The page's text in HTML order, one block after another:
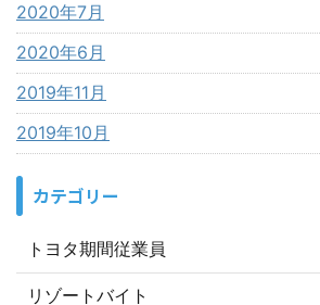
2020年7月
2020年6月
2019年11月
2019年10月
カテゴリー
トヨタ期間従業員
リゾートバイト